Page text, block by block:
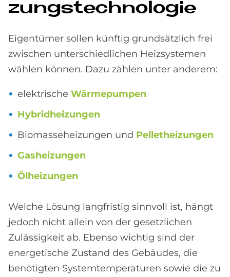
zungs­tech­no­lo­gie
Eigentümer sollen künftig grundsätzlich frei
zwischen unterschiedlichen Heizsystemen
wählen können. Dazu zählen unter anderem:
elektrische Wärmepumpen
Hybridheizungen
Biomasseheizungen und Pelletheizungen
Gasheizungen
Ölheizungen
Welche Lösung langfristig sinnvoll ist, hängt
jedoch nicht allein von der gesetzlichen
Zulässigkeit ab. Ebenso wichtig sind der
energetische Zustand des Gebäudes, die
benötigten Systemtemperaturen sowie die zu